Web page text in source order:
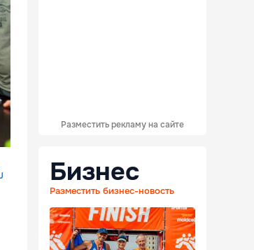
Разместить рекламу на сайте
Бизнес
Разместить бизнес-новость